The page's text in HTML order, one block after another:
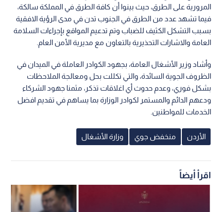
المرورية على الطرق، حيث بينوا أن كافة الطرق في المملكة سالكة،
فيما تشهد عدد من الطرق في الجنوب تدن في مدى الرؤية الافقية
بسبب التشكل الكثيف للضباب وتم تدعيم المواقع بإجراءات السلامة
العامة والاشارات التحذيرية بالتعاون مع مديرية الأمن العام.
وأشاد وزير الأشغال العامة، بجهود الكوادر العاملة في الميدان في
الظروف الجوية السائدة، والتي تكللت بحل ومعالجة الملاحظات
بشكل فوري، وعدم حدوث أي اغلاقات تذكر، مثمنا جهود الشركاء
ودعهم الدائم والمستمر لكوادر الوزارة بما يساهم في تقديم افضل
الخدمات للمواطنين.
الأردن منخفض جوي وزارة الأشغال
اقرأ أيضاً